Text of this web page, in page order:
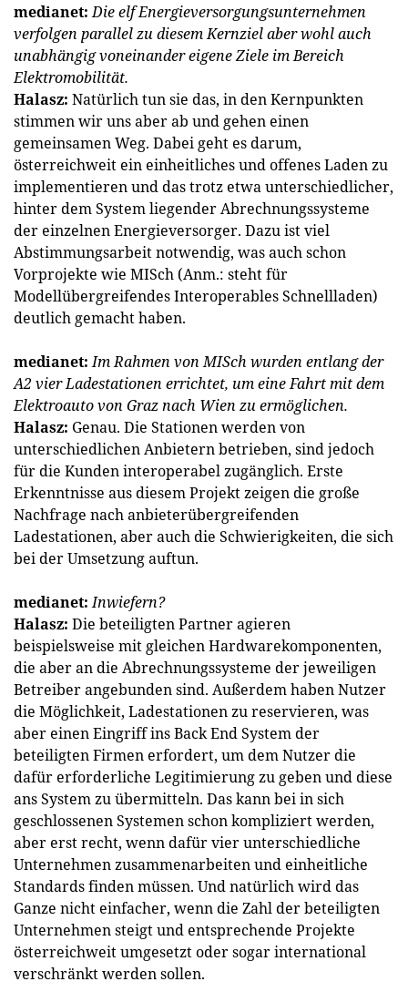
medianet:Die elf Energieversorgungsunternehmen
verfolgen parallel zu diesem Kernziel aber wohl auch
unabhängig voneinander eigene Ziele im Bereich
Elektromobilität.
Halasz: Natürlich tun sie das, in den Kernpunkten
stimmen wir uns aber ab und gehen einen
gemeinsamen Weg. Dabei geht es darum,
österreichweit ein einheitliches und offenes Laden zu
implementieren und das trotz etwa unterschiedlicher,
hinter dem System liegender Abrechnungssysteme
der einzelnen Energieversorger. Dazu ist viel
Abstimmungsarbeit notwendig, was auch schon
Vorprojekte wie MISch (Anm.: steht für
Modellübergreifendes Interoperables Schnellladen)
deutlich gemacht haben.
medianet:Im Rahmen von MISch wurden entlang der
A2 vier Ladestationen errichtet, um eine Fahrt mit dem
Elektroauto von Graz nach Wien zu ermöglichen.
Halasz: Genau. Die Stationen werden von
unterschiedlichen Anbietern betrieben, sind jedoch
für die Kunden interoperabel zugänglich. Erste
Erkenntnisse aus diesem Projekt zeigen die große
Nachfrage nach anbieterübergreifenden
Ladestationen, aber auch die Schwierigkeiten, die sich
bei der Umsetzung auftun.
medianet:Inwiefern?
Halasz: Die beteiligten Partner agieren
beispielsweise mit gleichen Hardwarekomponenten,
die aber an die Abrechnungssysteme der jeweiligen
Betreiber angebunden sind. Außerdem haben Nutzer
die Möglichkeit, Ladestationen zu reservieren, was
aber einen Eingriff ins Back End System der
beteiligten Firmen erfordert, um dem Nutzer die
dafür erforderliche Legitimierung zu geben und diese
ans System zu übermitteln. Das kann bei in sich
geschlossenen Systemen schon kompliziert werden,
aber erst recht, wenn dafür vier unterschiedliche
Unternehmen zusammenarbeiten und einheitliche
Standards finden müssen. Und natürlich wird das
Ganze nicht einfacher, wenn die Zahl der beteiligten
Unternehmen steigt und entsprechende Projekte
österreichweit umgesetzt oder sogar international
verschränkt werden sollen.